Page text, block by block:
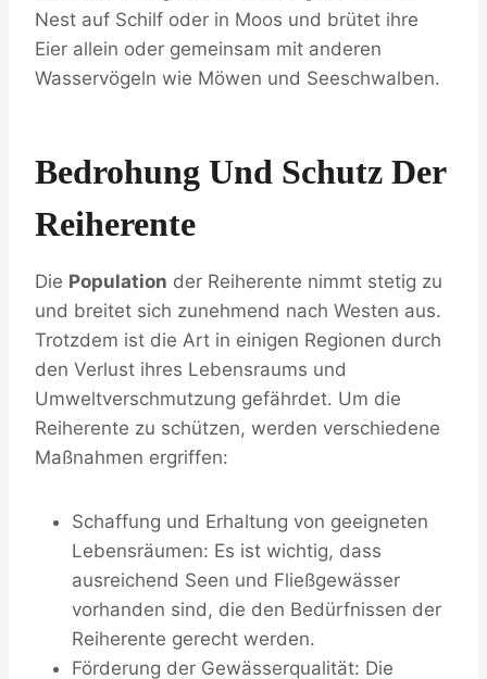
Nest auf Schilf oder in Moos und brütet ihre
Eier allein oder gemeinsam mit anderen
Wasservögeln wie Möwen und Seeschwalben.
Bedrohung Und Schutz Der
Reiherente
Die Population der Reiherente nimmt stetig zu
und breitet sich zunehmend nach Westen aus.
Trotzdem ist die Art in einigen Regionen durch
den Verlust ihres Lebensraums und
Umweltverschmutzung gefährdet. Um die
Reiherente zu schützen, werden verschiedene
Maßnahmen ergriffen:
Schaffung und Erhaltung von geeigneten
Lebensräumen: Es ist wichtig, dass
ausreichend Seen und Fließgewässer
vorhanden sind, die den Bedürfnissen der
Reiherente gerecht werden.
Förderung der Gewässerqualität: Die